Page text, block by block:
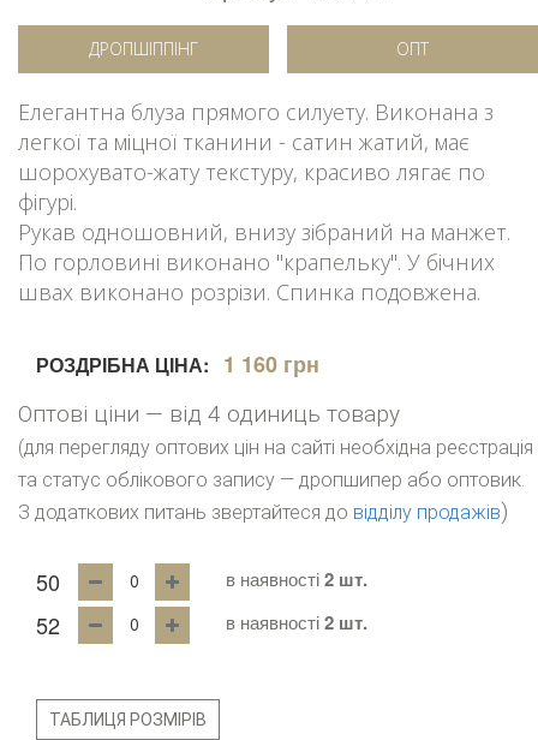
ДРОПШІППІНГ ОПТ
Елегантна блуза прямого силуету. Виконана з
легкої та міцної тканини - сатин жатий, має
шорохувато-жату текстуру, красиво лягає по
фігурі.
Рукав одношовний, внизу зібраний на манжет.
По горловині виконано "крапельку". У бічних
швах виконано розрізи. Спинка подовжена.
РОЗДРІБНА ЦІНА: 1 160 грн
Оптові ціни — від 4 одиниць товару
(для перегляду оптових цін на сайті необхідна реєстрація
та статус облікового запису — дропшипер або оптовик.
З додаткових питань звертайтеся до відділу продажів)
50 в наявності2 шт.
52 в наявності2 шт.
ТАБЛИЦЯ РОЗМІРІВ